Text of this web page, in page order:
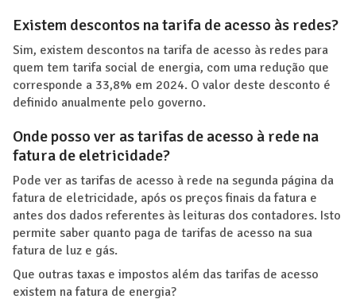
Existem descontos na tarifa de acesso às redes?
Sim, existem descontos na tarifa de acesso às redes para
quem tem tarifa social de energia, com uma redução que
corresponde a 33,8% em 2024. O valor deste desconto é
definido anualmente pelo governo.
Onde posso ver as tarifas de acesso à rede na
fatura de eletricidade?
Pode ver as tarifas de acesso à rede na segunda página da
fatura de eletricidade, após os preços finais da fatura e
antes dos dados referentes às leituras dos contadores. Isto
permite saber quanto paga de tarifas de acesso na sua
fatura de luz e gás.
Que outras taxas e impostos além das tarifas de acesso
existem na fatura de energia?